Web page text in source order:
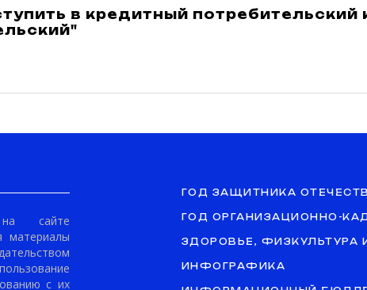
в кредитный потребительский
сайте
материалы
с их
ГОД ЗАЩИТНИКА
ГОД ОРГАНИЗАЦИОННО-
ЗДОРОВЬЕ, ФИЗКУЛЬТУРА
ИНФОГРАФИКА